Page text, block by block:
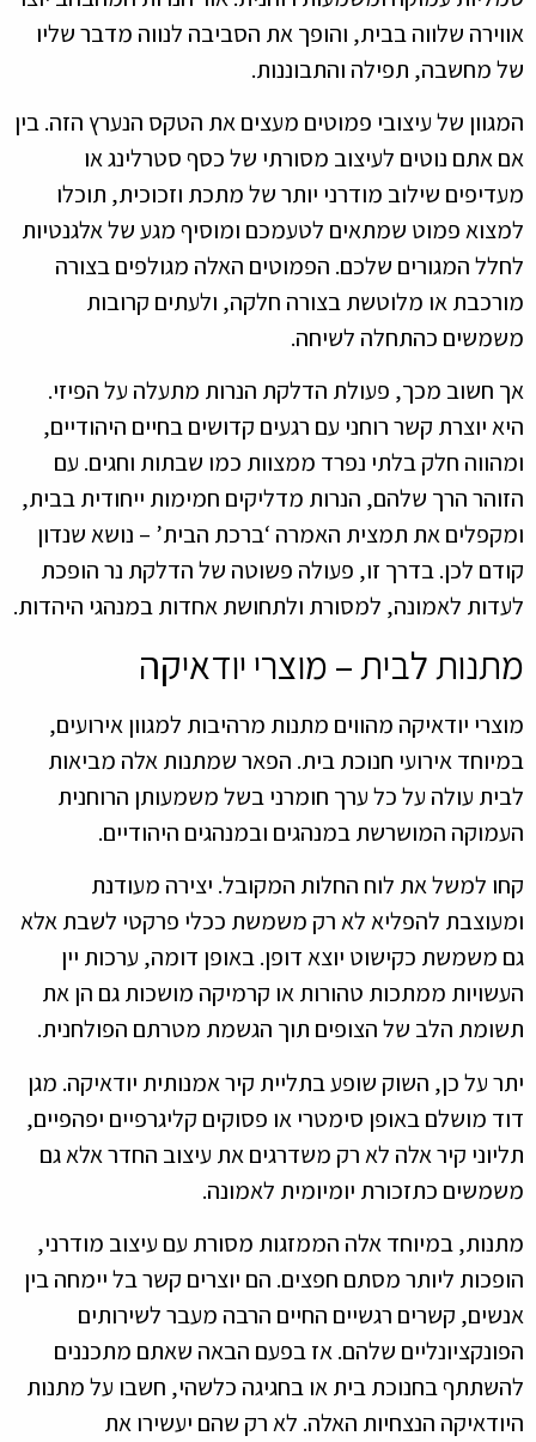
אווירה שלווה בבית, והופך את הסביבה לנווה מדבר שליו
של מחשבה, תפילה והתבוננות.
המגוון של עיצובי פמוטים מעצים את הטקס הנערץ הזה. בין
אם אתם נוטים לעיצוב מסורתי של כסף סטרלינג או
מעדיפים שילוב מודרני יותר של מתכת וזכוכית, תוכלו
למצוא פמוט שמתאים לטעמכם ומוסיף מגע של אלגנטיות
לחלל המגורים שלכם. הפמוטים האלה מגולפים בצורה
מורכבת או מלוטשת בצורה חלקה, ולעתים קרובות
משמשים כהתחלה לשיחה.
אך חשוב מכך, פעולת הדלקת הנרות מתעלה על הפיזי.
היא יוצרת קשר רוחני עם רגעים קדושים בחיים היהודיים,
ומהווה חלק בלתי נפרד ממצוות כמו שבתות וחגים. עם
הזוהר הרך שלהם, הנרות מדליקים חמימות ייחודית בבית,
ומקפלים את תמצית האמרה ‘ברכת הבית’ – נושא שנדון
קודם לכן. בדרך זו, פעולה פשוטה של הדלקת נר הופכת
לעדות לאמונה, למסורת ולתחושת אחדות במנהגי היהדות.
מתנות לבית – מוצרי יודאיקה
מוצרי יודאיקה מהווים מתנות מרהיבות למגוון אירועים,
במיוחד אירועי חנוכת בית. הפאר שמתנות אלה מביאות
לבית עולה על כל ערך חומרני בשל משמעותן הרוחנית
העמוקה המושרשת במנהגים ובמנהגים היהודיים.
קחו למשל את לוח החלות המקובל. יצירה מעודנת
ומעוצבת להפליא לא רק משמשת ככלי פרקטי לשבת אלא
גם משמשת כקישוט יוצא דופן. באופן דומה, ערכות יין
העשויות ממתכות טהורות או קרמיקה מושכות גם הן את
תשומת הלב של הצופים תוך הגשמת מטרתם הפולחנית.
יתר על כן, השוק שופע בתליית קיר אמנותית יודאיקה. מגן
דוד מושלם באופן סימטרי או פסוקים קליגרפיים יפהפיים,
תליוני קיר אלה לא רק משדרגים את עיצוב החדר אלא גם
משמשים כתזכורת יומיומית לאמונה.
מתנות, במיוחד אלה הממזגות מסורת עם עיצוב מודרני,
הופכות ליותר מסתם חפצים. הם יוצרים קשר בל יימחה בין
אנשים, קשרים רגשיים החיים הרבה מעבר לשירותים
הפונקציונליים שלהם. אז בפעם הבאה שאתם מתכננים
להשתתף בחנוכת בית או בחגיגה כלשהי, חשבו על מתנות
היודאיקה הנצחיות האלה. לא רק שהם יעשירו את